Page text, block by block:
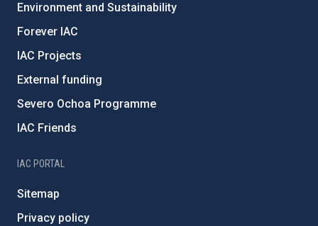
Environment and Sustainability
Forever IAC
IAC Projects
External funding
Severo Ochoa Programme
IAC Friends
IAC PORTAL
Sitemap
Privacy policy